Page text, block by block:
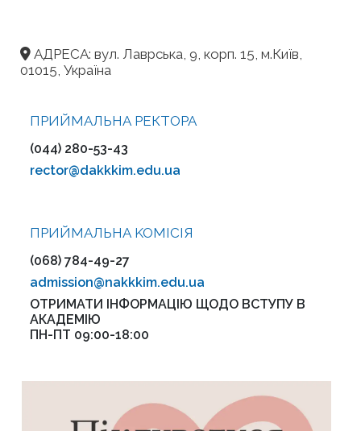
АДРЕСА: вул. Лаврська, 9, корп. 15, м.Київ,
01015, Україна
ПРИЙМАЛЬНА РЕКТОРА
(044) 280-53-43
rector@dakkkim.edu.ua
ПРИЙМАЛЬНА KOMІСІЯ
(068) 784-49-27
admission@nakkkim.edu.ua
ОТРИМАТИ ІНФОРМАЦІЮ ЩОДО ВСТУПУ В
АКАДЕМІЮ
ПН-ПТ 09:00-18:00